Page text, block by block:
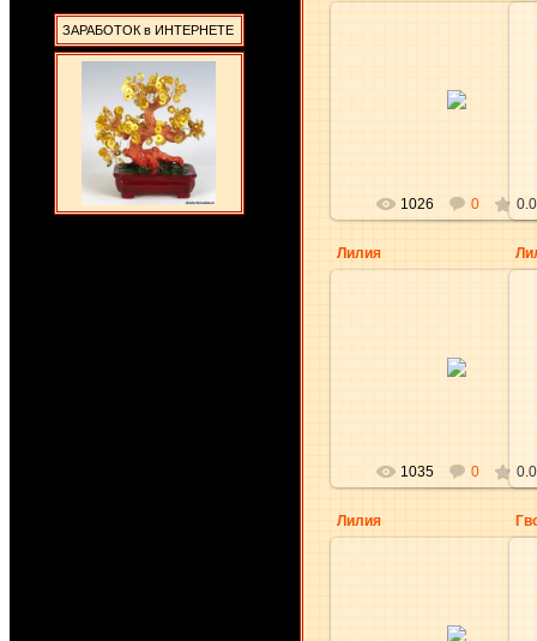
ЗАРАБОТОК в ИНТЕРНЕТЕ
1026 0 0.0
Лилия
1035 0 0.0
Лилия